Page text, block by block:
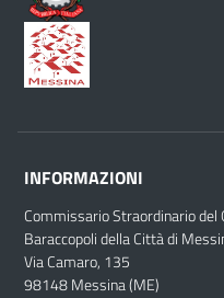
INFORMAZIONI
Commissario Straordinario del
Baraccopoli della Città di
Via Camaro, 135
98148 Messina (ME)